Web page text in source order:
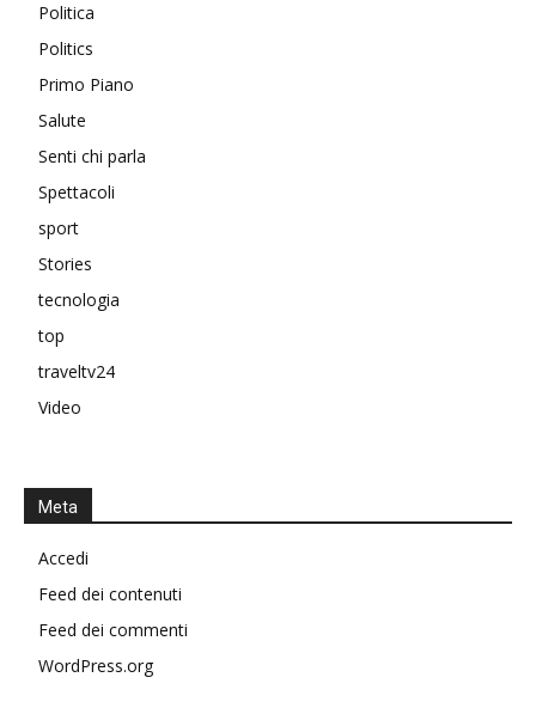
Politica
Politics
Primo Piano
Salute
Senti chi parla
Spettacoli
sport
Stories
tecnologia
top
traveltv24
Video
Meta
Accedi
Feed dei contenuti
Feed dei commenti
WordPress.org